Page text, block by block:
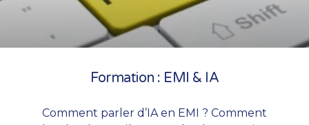
Formation : EMI & IA
Comment parler d’IA en EMI ? Comment